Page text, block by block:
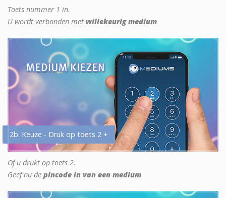
Toets nummer 1 in.
U wordt verbonden met willekeurig medium
2b. Keuze - Druk op toets 2 +
Of u drukt op toets 2.
Geef nu de pincode in van een medium